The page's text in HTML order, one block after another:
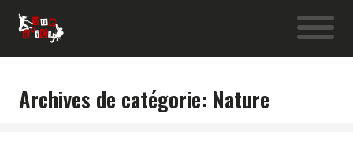
Archives de catégorie: Nature